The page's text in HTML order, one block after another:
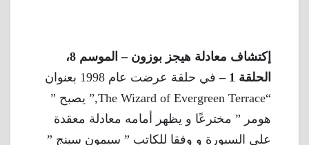
إكتشاف معادلة هيجز بوزون – الموسم 8،
الحلقة 1 –
في حلقة عرضت عام 1998 بعنوان
“The Wizard of Evergreen Terrace,” يصبح ”
هومر ” مخترعًا و يظهر أمامه معادلة معقدة
على السبورة و وفقا للكاتب ” سيمون سينج ”